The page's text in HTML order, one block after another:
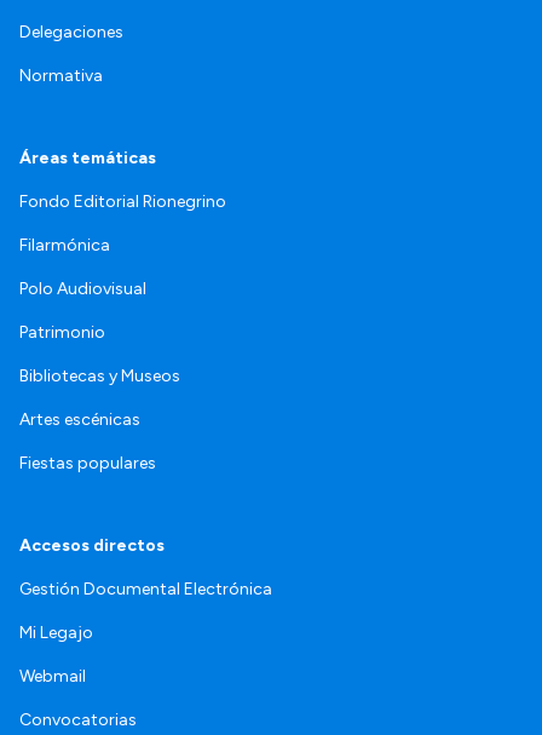
Delegaciones
Normativa
Áreas temáticas
Fondo Editorial Rionegrino
Filarmónica
Polo Audiovisual
Patrimonio
Bibliotecas y Museos
Artes escénicas
Fiestas populares
Accesos directos
Gestión Documental Electrónica
Mi Legajo
Webmail
Convocatorias